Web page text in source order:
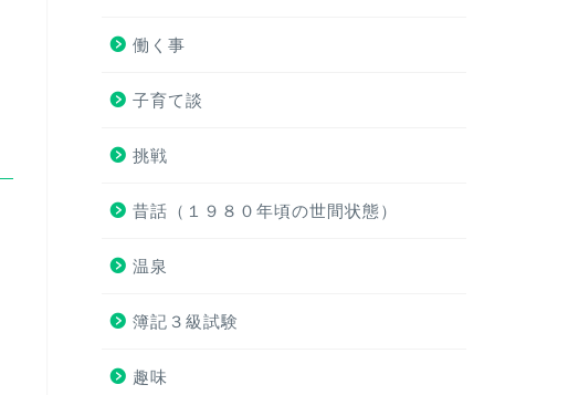
働く事
子育て談
挑戦
昔話（１９８０年頃の世間状態）
温泉
簿記３級試験
趣味